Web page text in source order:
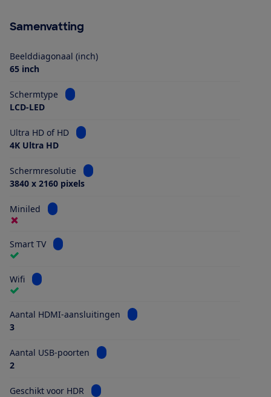
Samenvatting
Beelddiagonaal (inch)
65 inch
Schermtype
Bekijk informatie voor Schermtype
LCD-LED
Ultra HD of HD
Bekijk informatie voor Ultra HD of HD
4K Ultra HD
Schermresolutie
Bekijk informatie voor Schermresolutie
3840 x 2160 pixels
Miniled Bekijk informatie voor Miniled
Smart TV Bekijk informatie voor Smart TV
Wifi Bekijk informatie voor Wifi
Aantal HDMI-aansluitingen
Bekijk informatie voor Aantal
3
Aantal USB-poorten
Bekijk informatie voor Aantal USB-poorten
2
Geschikt voor HDR Bekijk informatie voor Geschikt voor HDR